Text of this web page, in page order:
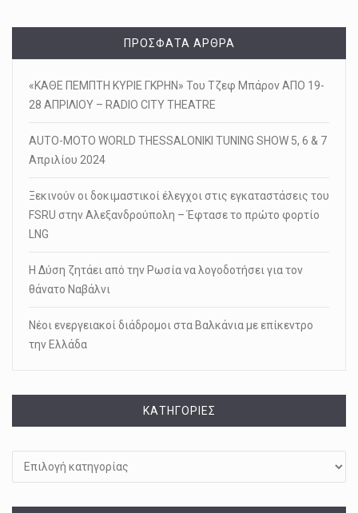
ΠΡΌΣΦΑΤΑ ΆΡΘΡΑ
«ΚΑΘΕ ΠΕΜΠΤΗ ΚΥΡΙΕ ΓΚΡΗΝ» Του Τζεφ Μπάρον ΑΠΟ 19-
28 ΑΠΡΙΛΙΟΥ – RADIO CITY THEATRE
AUTO-MOTO WORLD THESSALONIKI TUNING SHOW 5, 6 & 7
Απριλίου 2024
Ξεκινούν οι δοκιμαστικοί έλεγχοι στις εγκαταστάσεις του
FSRU στην Αλεξανδρούπολη – Έφτασε το πρώτο φορτίο
LNG
Η Δύση ζητάει από την Ρωσία να λογοδοτήσει για τον
θάνατο Ναβάλνι
Νέοι ενεργειακοί διάδρομοι στα Βαλκάνια με επίκεντρο
την Ελλάδα
KΑΤΗΓΟΡΊΕΣ